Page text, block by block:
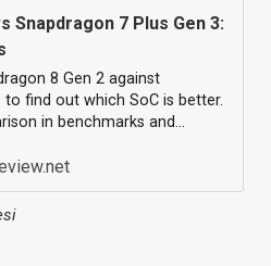
Snapdragon 7 Plus Gen 3:
8 Gen 2 against
to find out which SoC is better.
in benchmarks and…